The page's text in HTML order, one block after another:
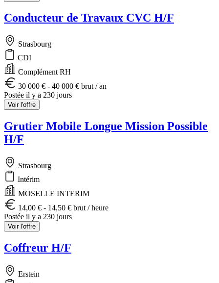
Conducteur de Travaux CVC H/F
Strasbourg
CDI
Complément RH
30 000 € - 40 000 € brut / an
Postée il y a 230 jours
Voir l'offre
Grutier Mobile Longue Mission Possible
H/F
Strasbourg
Intérim
MOSELLE INTERIM
14,00 € - 14,50 € brut / heure
Postée il y a 230 jours
Voir l'offre
Coffreur H/F
Erstein